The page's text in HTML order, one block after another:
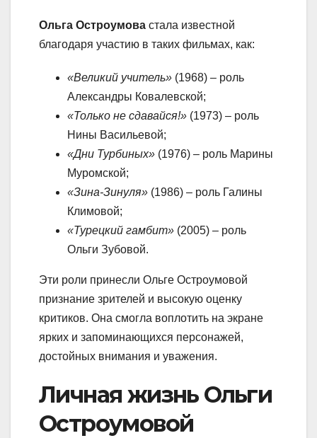
Ольга Остроумова стала известной
благодаря участию в таких фильмах, как:
«Великий учитель» (1968) – роль
Александры Ковалевской;
«Только не сдавайся!» (1973) – роль
Нины Васильевой;
«Дни Турбиных» (1976) – роль Марины
Муромской;
«Зина-Зинуля» (1986) – роль Галины
Климовой;
«Турецкий гамбит» (2005) – роль
Ольги Зубовой.
Эти роли принесли Ольге Остроумовой
признание зрителей и высокую оценку
критиков. Она смогла воплотить на экране
ярких и запоминающихся персонажей,
достойных внимания и уважения.
Личная жизнь Ольги
Остроумовой